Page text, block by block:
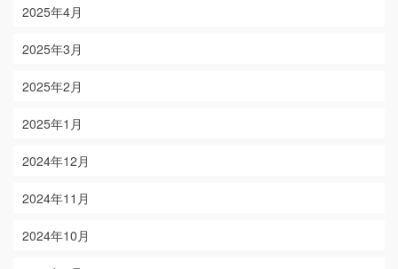
2025年4月
2025年3月
2025年2月
2025年1月
2024年12月
2024年11月
2024年10月